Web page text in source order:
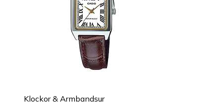
Klockor & Armbandsur